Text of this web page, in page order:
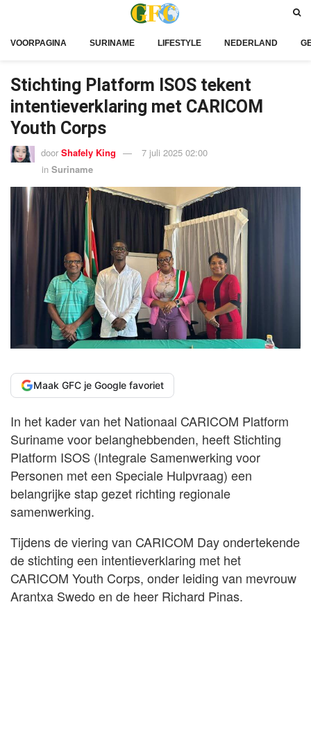
VOORPAGINA SURINAME LIFESTYLE NEDERLAND
Stichting Platform ISOS tekent
intentieverklaring met CARICOM
Youth Corps
door Shafely King
7 juli 2025 02:00
in Suriname
Maak GFC je Google favoriet
In het kader van het Nationaal CARICOM Platform
Suriname voor belanghebbenden, heeft Stichting
Platform ISOS (Integrale Samenwerking voor
Personen met een Speciale Hulpvraag) een
belangrijke stap gezet richting regionale
samenwerking.
Tijdens de viering van CARICOM Day ondertekende
de stichting een intentieverklaring met het
CARICOM Youth Corps, onder leiding van mevrouw
Arantxa Swedo en de heer Richard Pinas.